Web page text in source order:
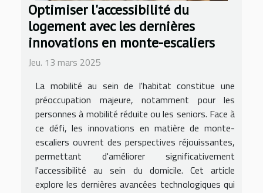
Optimiser l'accessibilité du
logement avec les dernières
innovations en monte-escaliers
Jeu. 13 mars 2025
La mobilité au sein de l'habitat constitue une
préoccupation majeure, notamment pour les
personnes à mobilité réduite ou les seniors. Face à
ce défi, les innovations en matière de monte-
escaliers ouvrent des perspectives réjouissantes,
permettant d'améliorer significativement
l'accessibilité au sein du domicile. Cet article
explore les dernières avancées technologiques qui